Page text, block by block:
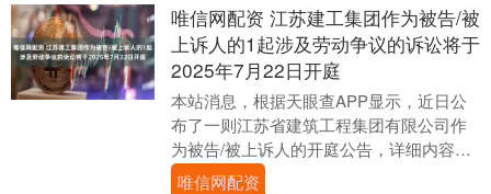
唯信网配资 江苏建工集团作为被告/被
上诉人的1起涉及劳动争议的诉讼将于
2025年7月22日开庭
本站消息，根据天眼查APP显示，近日公
布了一则江苏省建筑工程集团有限公司作
为被告/被上诉人的开庭公告，详细内容如
下： 案号：（2025）苏0105民初6666号....
唯信网配资